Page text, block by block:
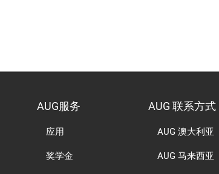
AUG服务
应用
奖学金
AUG 联系方式
AUG 澳大利亚
AUG 马来西亚